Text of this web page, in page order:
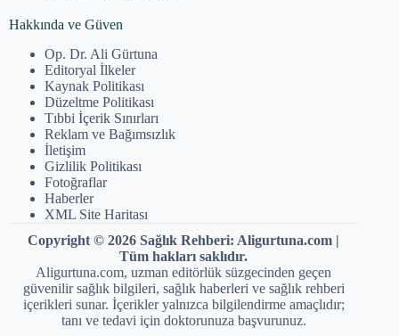
Hakkında ve Güven
Op. Dr. Ali Gürtuna
Editoryal İlkeler
Kaynak Politikası
Düzeltme Politikası
Tıbbi İçerik Sınırları
Reklam ve Bağımsızlık
İletişim
Gizlilik Politikası
Fotoğraflar
Haberler
XML Site Haritası
Copyright © 2026 Sağlık Rehberi: Aligurtuna.com |
Tüm hakları saklıdır.
Aligurtuna.com, uzman editörlük süzgecinden geçen
güvenilir sağlık bilgileri, sağlık haberleri ve sağlık rehberi
içerikleri sunar. İçerikler yalnızca bilgilendirme amaçlıdır;
tanı ve tedavi için doktorunuza başvurunuz.